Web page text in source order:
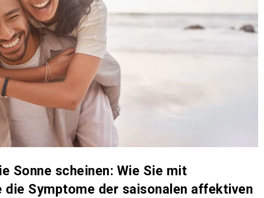
Sonne scheinen: Wie Sie mit
die Symptome der saisonalen affektiven